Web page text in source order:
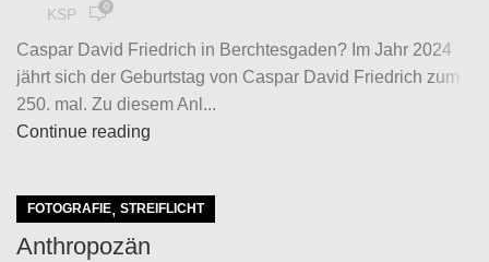
KSP 0
Caspar David Friedrich in Berchtesgaden? Im Jahr 2024
jährt sich der Geburtstag von Caspar David Friedrich zum
250. mal. Zu diesem Anl...
Continue reading
FOTOGRAFIE, STREIFLICHT
Anthropozän